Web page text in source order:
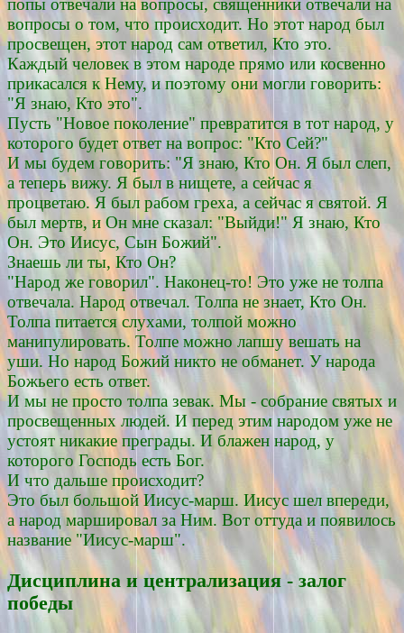
попы отвечали на вопросы, священники отвечали на
вопросы о том, что происходит. Но этот народ был
просвещен, этот народ сам ответил, Кто это.
Каждый человек в этом народе прямо или косвенно
прикасался к Нему, и поэтому они могли говорить:
"Я знаю, Кто это".
Пусть "Новое поколение" превратится в тот народ, у
которого будет ответ на вопрос: "Кто Сей?"
И мы будем говорить: "Я знаю, Кто Он. Я был слеп,
а теперь вижу. Я был в нищете, а сейчас я
процветаю. Я был рабом греха, а сейчас я святой. Я
был мертв, и Он мне сказал: "Выйди!" Я знаю, Кто
Он. Это Иисус, Сын Божий".
Знаешь ли ты, Кто Он?
"Народ же говорил". Наконец-то! Это уже не толпа
отвечала. Народ отвечал. Толпа не знает, Кто Он.
Толпа питается слухами, толпой можно
манипулировать. Толпе можно лапшу вешать на
уши. Но народ Божий никто не обманет. У народа
Божьего есть ответ.
И мы не просто толпа зевак. Мы - собрание святых и
просвещенных людей. И перед этим народом уже не
устоят никакие преграды. И блажен народ, у
которого Господь есть Бог.
И что дальше происходит?
Это был большой Иисус-марш. Иисус шел впереди,
а народ маршировал за Ним. Вот оттуда и появилось
название "Иисус-марш".
Дисциплина и централизация - залог
победы